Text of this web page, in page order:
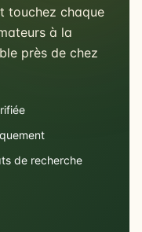
touchez chaque
à la
près de chez
de recherche